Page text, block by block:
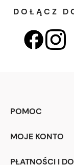
DOŁĄCZ
POMOC
MOJE KONTO
PŁATNOŚCI I